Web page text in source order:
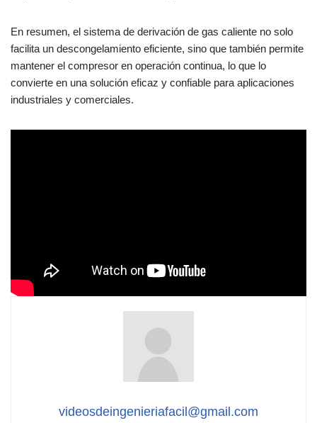
En resumen, el sistema de derivación de gas caliente no solo
facilita un descongelamiento eficiente, sino que también permite
mantener el compresor en operación continua, lo que lo
convierte en una solución eficaz y confiable para aplicaciones
industriales y comerciales.
videosdeingenieriafacil@gmail.com